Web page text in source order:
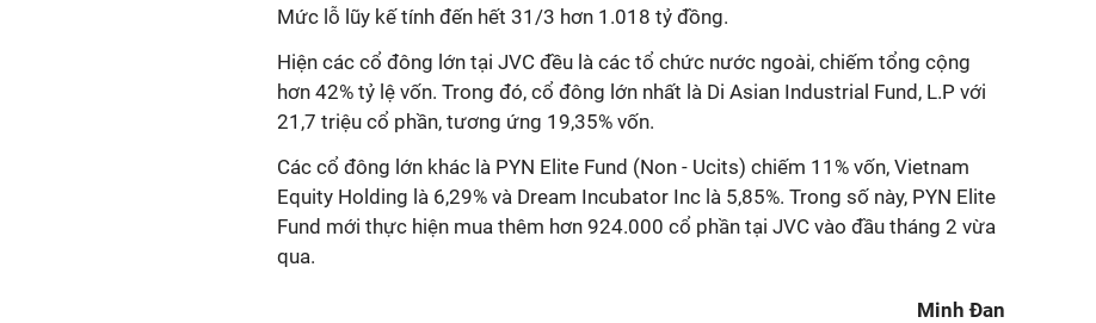
Mức lỗ lũy kế tính đến hết 31/3 hơn 1.018 tỷ đồng.
Hiện các cổ đông lớn tại JVC đều là các tổ chức nước ngoài, chiếm tổng cộng
hơn 42% tỷ lệ vốn. Trong đó, cổ đông lớn nhất là Di Asian Industrial Fund, L.P với
21,7 triệu cổ phần, tương ứng 19,35% vốn.
Các cổ đông lớn khác là PYN Elite Fund (Non - Ucits) chiếm 11% vốn, Vietnam
Equity Holding là 6,29% và Dream Incubator Inc là 5,85%. Trong số này, PYN Elite
Fund mới thực hiện mua thêm hơn 924.000 cổ phần tại JVC vào đầu tháng 2 vừa
qua.
Minh Đan